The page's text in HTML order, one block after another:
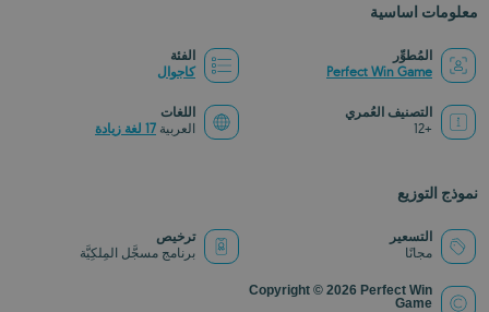
معلومات اساسية
المُطوِّر
Perfect Win Game
الفئة
كاجوال
التصنيف العُمري
+12
اللغات
العربية 17 لغة زيادة
نموذج التوزيع
التسعير
مجانًا
ترخيص
برنامج مسجَّل المِلكِيَّة
Copyright © 2026 Perfect Win
Game